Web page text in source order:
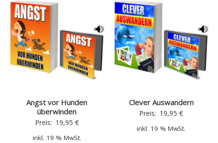
Angst vor Hunden
überwinden
Preis: 19,95 €
inkl. 19 % MwSt.
Clever Auswandern
Preis: 19,95€
inkl. 19 % MwSt.